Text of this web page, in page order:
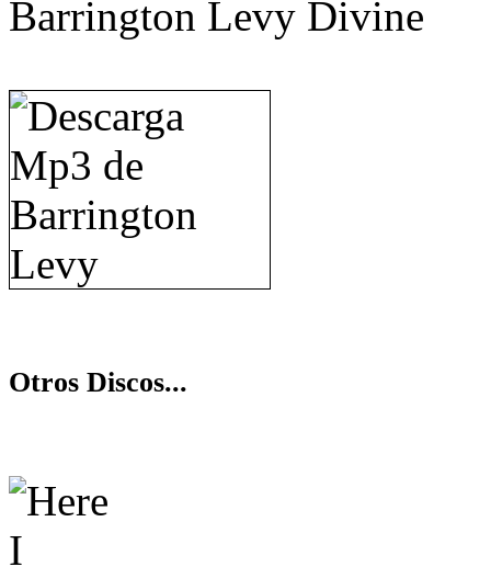
Barrington Levy Divine
Otros Discos...